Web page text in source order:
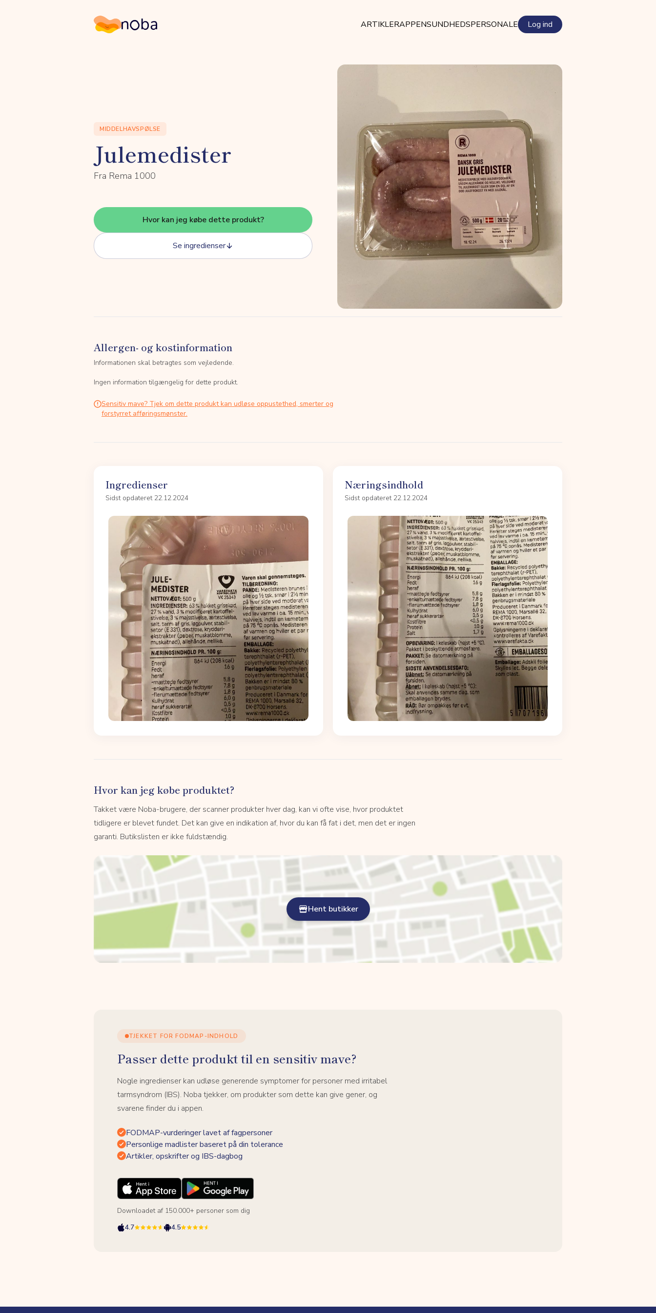
Noba ARTIKLERAPPENSUNDHEDSPERSONALE Log ind
MIDDELHAVSPØLSE
Julemedister
Fra Rema 1000
Hvor kan jeg købe dette produkt?
Se ingredienser
Allergen- og kostinformation
Informationen skal betragtes som vejledende.
Ingen information tilgængelig for dette produkt.
Sensitiv mave? Tjek om dette produkt kan udløse oppustethed, smerter og
forstyrret afføringsmønster.
Ingredienser
Sidst opdateret 22.12.2024
Næringsindhold
Sidst opdateret 22.12.2024
Hvor kan jeg købe produktet?
Takket være Noba-brugere, der scanner produkter hver dag, kan vi ofte vise, hvor produktet
tidligere er blevet fundet. Det kan give en indikation af, hvor du kan få fat i det, men det er ingen
garanti. Butikslisten er ikke fuldstændig.
Hent butikker
TJEKKET FOR FODMAP-INDHOLD
Passer dette produkt til en sensitiv mave?
Nogle ingredienser kan udløse generende symptomer for personer med irritabel
tarmsyndrom (IBS). Noba tjekker, om produkter som dette kan give gener, og
svarene finder du i appen.
FODMAP-vurderinger lavet af fagpersoner
Personlige madlister baseret på din tolerance
Artikler, opskrifter og IBS-dagbog
Downloadet af 150.000+ personer som dig
4.7
4.5